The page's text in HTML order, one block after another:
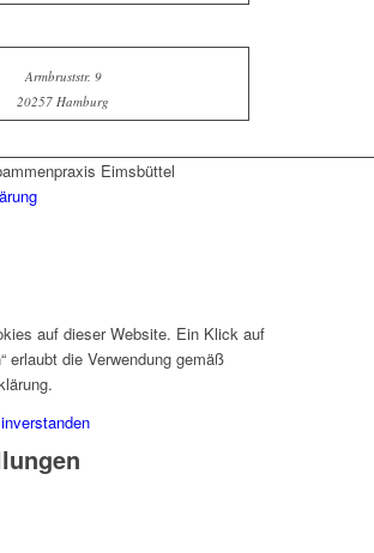
Armbruststr. 9
20257 Hamburg
Eimsbüttel
auf dieser Website. Ein Klick auf
erlaubt die Verwendung gemäß